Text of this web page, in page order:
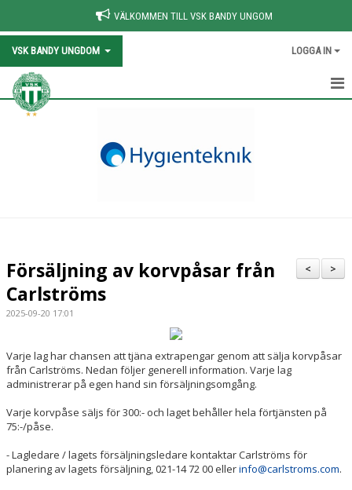
VÄLKOMMEN TILL VSK BANDY UNGOM
VSK BANDY UNGDOM LOGGA IN
HEM
KOMMANDE MATCHER & RESULTAT
FÖR LEDARE
FÖR FÖRÄLDRAR
VERKSAMHETSHANDBOK
>
<
Försäljning av korvpåsar från
Carlströms
2025-09-20 17:01
Varje lag har chansen att tjäna extrapengar genom att sälja korvpåsar
från Carlströms. Nedan följer generell information. Varje lag
administrerar på egen hand sin försäljningsomgång.
Varje korvpåse säljs för 300:- och laget behåller hela förtjänsten på
75:-/påse.
- Lagledare / lagets försäljningsledare kontaktar Carlströms för
planering av lagets försäljning, 021-14 72 00 ellerinfo@carlstroms.com.